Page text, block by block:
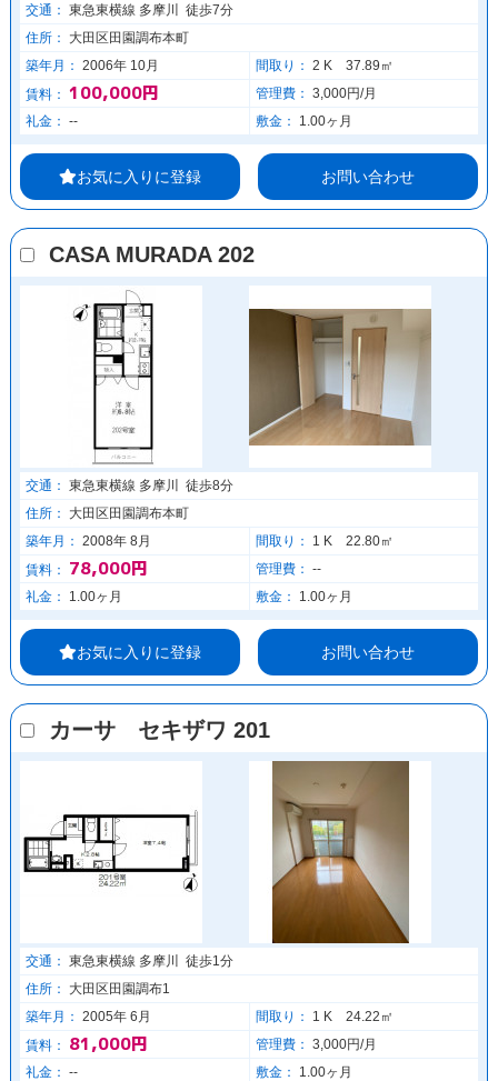
交通： 東急東横線 多摩川 徒歩7分
住所：
大田区田園調布本町
築年月： 2006年 10月 間取り： 2 K 37.89㎡
賃料： 100,000円 管理費： 3,000円/月
礼金： -- 敷金： 1.00ヶ月
お気に入りに登録 お問い合わせ
CASA MURADA 202
交通： 東急東横線 多摩川 徒歩8分
住所：
大田区田園調布本町
築年月： 2008年 8月 間取り：
1 K 22.80㎡
賃料：
78,000円 管理費： --
礼金：
1.00ヶ月 敷金： 1.00ヶ月
お気に入りに登録 お問い合わせ
カーサ セキザワ 201
交通： 東急東横線 多摩川 徒歩1分
住所：
大田区田園調布1
築年月： 2005年 6月 間取り：
1 K 24.22㎡
賃料：
81,000円 管理費： 3,000円/月
礼金： -- 敷金： 1.00ヶ月